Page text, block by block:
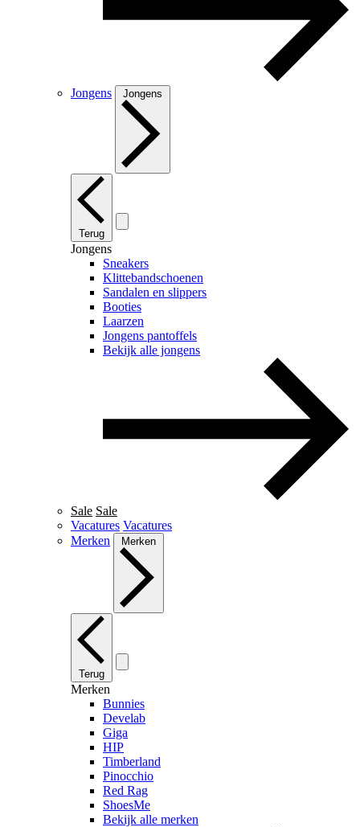
Jongens Jongens
Terug
Jongens
Sneakers
Klittebandschoenen
Sandalen en slippers
Booties
Laarzen
Jongens pantoffels
Bekijk alle jongens
Sale Sale
Vacatures Vacatures
Merken
Merken
Terug
Merken
Bunnies
Develab
Giga
HIP
Timberland
Pinocchio
Red Rag
ShoesMe
Bekijk alle merken